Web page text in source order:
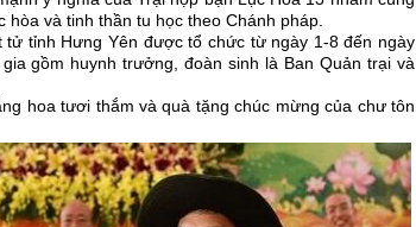
và tinh thần tu học theo Chánh pháp.
tỉnh Hưng Yên được tổ chức từ ngày 1-8 đến ngày
gồm huynh trưởng, đoàn sinh là Ban Quản trại và
hoa tươi thắm và quà tặng chúc mừng của chư tôn